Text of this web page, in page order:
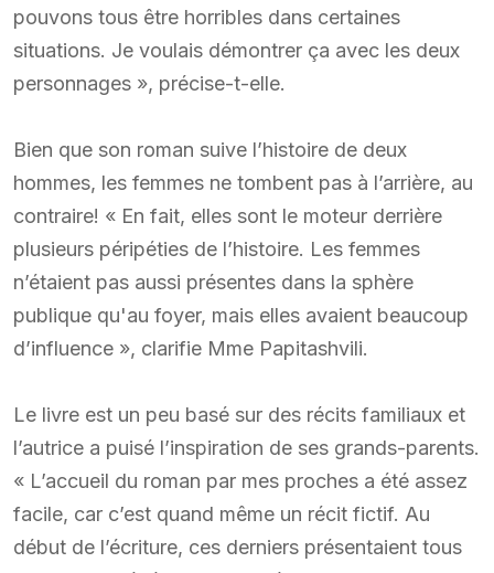
pouvons tous être horribles dans certaines
situations. Je voulais démontrer ça avec les deux
personnages », précise-t-elle.
Bien que son roman suive l’histoire de deux
hommes, les femmes ne tombent pas à l’arrière, au
contraire! « En fait, elles sont le moteur derrière
plusieurs péripéties de l’histoire. Les femmes
n’étaient pas aussi présentes dans la sphère
publique qu'au foyer, mais elles avaient beaucoup
d’influence », clarifie Mme Papitashvili.
Le livre est un peu basé sur des récits familiaux et
l’autrice a puisé l’inspiration de ses grands-parents.
« L’accueil du roman par mes proches a été assez
facile, car c’est quand même un récit fictif. Au
début de l’écriture, ces derniers présentaient tous